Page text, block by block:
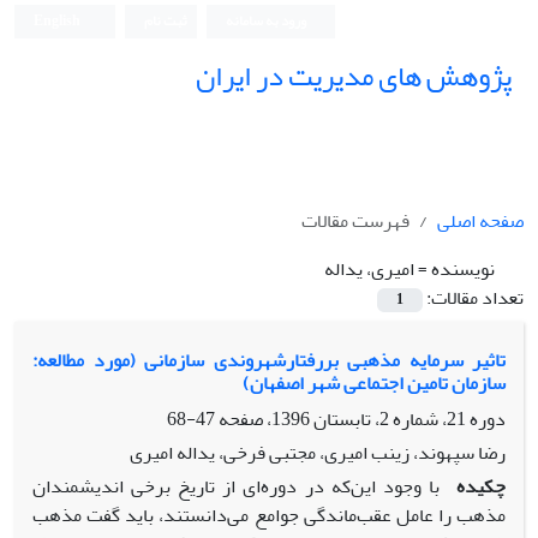
پژوهش های مدیریت در ایران
صفحه اصلی
فهرست مقالات
نویسنده =امیری، یداله
تعداد مقالات:
1
تاثیر سرمایه مذهبی بررفتارشهروندی سازمانی (مورد مطالعه:
سازمان تامین اجتماعی شهر اصفهان)
دوره 21، شماره 2، تابستان 1396، صفحه
47-68
رضا سپهوند، زینب امیری، مجتبی فرخی، یداله امیری
چکیده با وجود این‌که در دوره‌ای از تاریخ برخی اندیشمندان
مذهب را عامل عقب‌ماندگی جوامع می‌دانستند، باید گفت مذهب